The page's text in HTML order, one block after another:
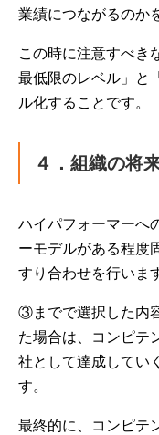
業績につながるのか
この時に注意すべき
最低限のレベル」と
ル化することです。
４．組織の将
ハイパフォーマーへ
ーモデルがある程度
すり合わせを行いま
③までで選択した内
た場合は、コンピテ
社として達成してい
す。
最終的に、コンピテ